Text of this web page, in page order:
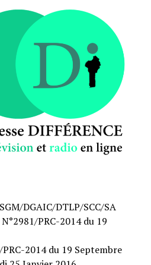
DGAIC/DTLP/SCC/SA
PRC-2014 du 19
2014 du 19 Septembre